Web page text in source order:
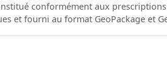
conformément aux
et fourni au format GeoPackage et